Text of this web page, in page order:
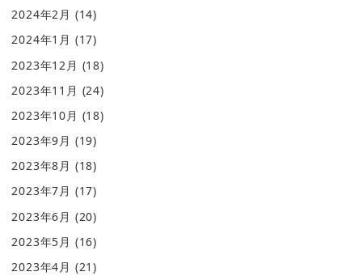
2024年2月 (14)
2024年1月 (17)
2023年12月 (18)
2023年11月 (24)
2023年10月 (18)
2023年9月 (19)
2023年8月 (18)
2023年7月 (17)
2023年6月 (20)
2023年5月 (16)
2023年4月 (21)